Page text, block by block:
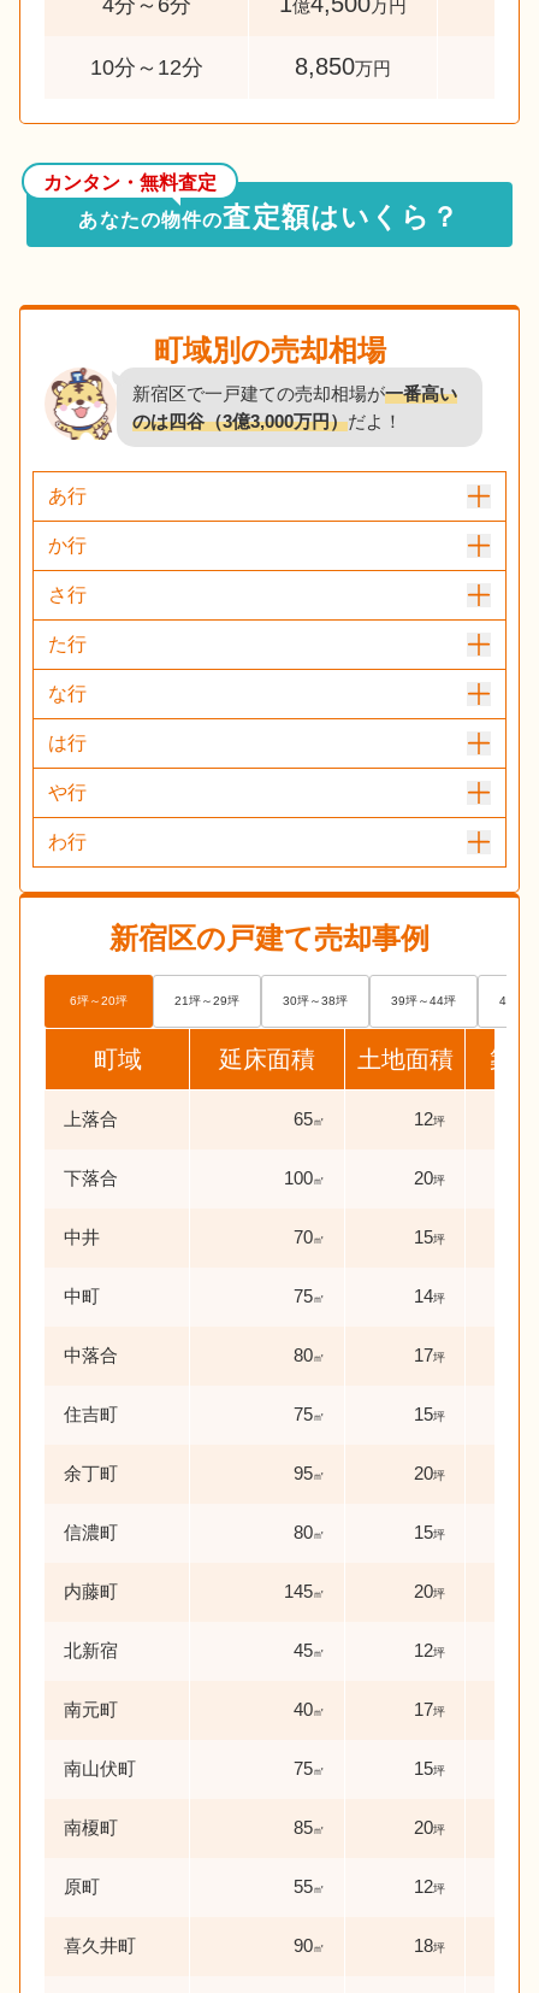
4分～6分 億 万円
10分～12分 8,850万円
カンタン・無料査定
あなたの物件の査定額はいくら？
町域別の売却相場
新宿区で一戸建ての売却相場が一番高い
のは四谷（3億3,000万円）だよ！
あ行
か行
さ行
た行
な行
は行
や行
わ行
新宿区の戸建て売却事例
6坪～20坪 21坪～29坪 30坪～38坪 39坪～44坪 45坪
町域 延床面積 土地面積 築
上落合 65㎡ 12坪
下落合 100㎡ 20坪
中井 70㎡ 15坪
中町 75㎡ 14坪
中落合 80㎡ 17坪
住吉町 75㎡ 15坪
余丁町 95㎡ 20坪
信濃町 80㎡ 15坪
内藤町 145㎡ 20坪
北新宿 45㎡ 12坪
南元町 40㎡ 17坪
南山伏町 75㎡ 15坪
南榎町 85㎡ 20坪
原町 55㎡ 12坪
喜久井町 90㎡ 18坪